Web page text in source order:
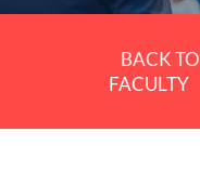
BACK TO
FACULTY